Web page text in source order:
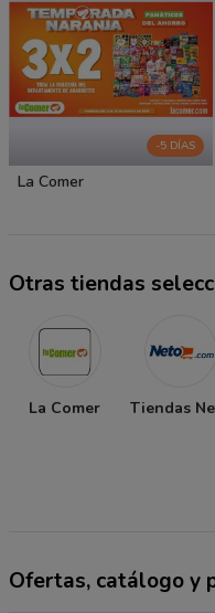
-5 DÍAS
La Comer
Otras tiendas
La Comer Tiendas
Ofertas, catálogo y